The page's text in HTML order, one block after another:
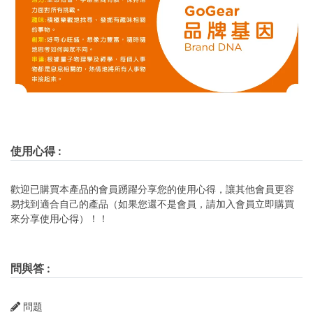
使用心得:
歡迎已購買本產品的會員踴躍分享您的使用心得，讓其他會員更容
易找到適合自己的產品（如果您還不是會員，請加入會員立即購買
來分享使用心得）！！
問與答 :
問題